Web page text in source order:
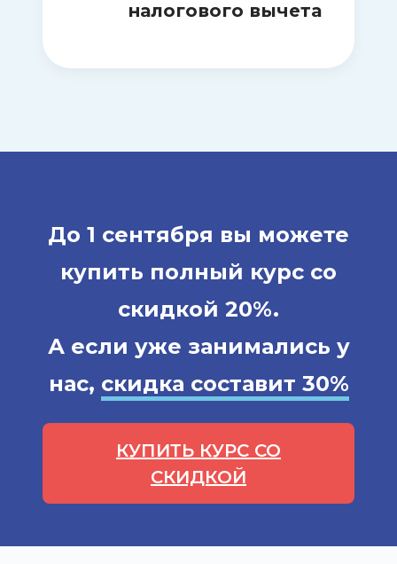
применять методы решения на
практике, а не просто изучать
теорию
налогового вычета
До 1 сентября вы можете
купить полный курс со
скидкой 20%.
А если уже занимались у
нас, скидка составит 30%
КУПИТЬ КУРС СО
СКИДКОЙ